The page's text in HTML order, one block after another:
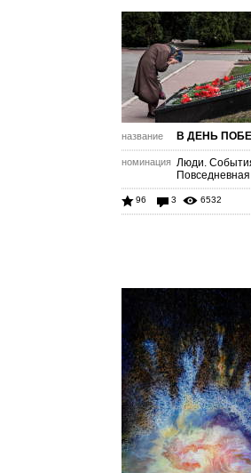
название В ДЕНЬ
номинация Люди.
96 3 6532